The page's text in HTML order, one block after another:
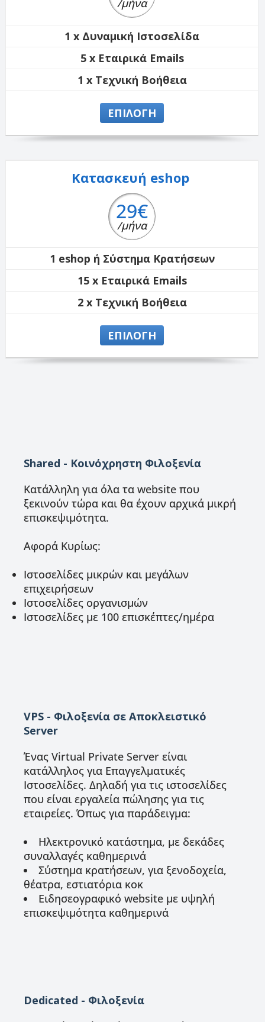
/μήνα
1 x Δυναμική Ιστοσελίδα
5 x Εταιρικά Emails
1 x Τεχνική Βοήθεια
ΕΠΙΛΟΓΗ
Κατασκευή eshop
29€
/μήνα
1 eshop ή Σύστημα Κρατήσεων
15 x Εταιρικά Emails
2 x Τεχνική Βοήθεια
ΕΠΙΛΟΓΗ
Shared - Κοινόχρηστη Φιλοξενία
Κατάλληλη για όλα τα website που
ξεκινούν τώρα και θα έχουν αρχικά μικρή
επισκεψιμότητα.
Αφορά Κυρίως:
Ιστοσελίδες μικρών και μεγάλων
επιχειρήσεων
Ιστοσελίδες οργανισμών
Ιστοσελίδες με 100 επισκέπτες/ημέρα
VPS - Φιλοξενία σε Αποκλειστικό
Server
Ένας Virtual Private Server είναι
κατάλληλος για Επαγγελματικές
Ιστοσελίδες. Δηλαδή για τις ιστοσελίδες
που είναι εργαλεία πώλησης για τις
εταιρείες. Όπως για παράδειγμα:
Ηλεκτρονικό κατάστημα, με δεκάδες
συναλλαγές καθημερινά
Σύστημα κρατήσεων, για ξενοδοχεία,
θέατρα, εστιατόρια κοκ
Ειδησεογραφικό website με υψηλή
επισκεψιμότητα καθημερινά
Dedicated - Φιλοξενία